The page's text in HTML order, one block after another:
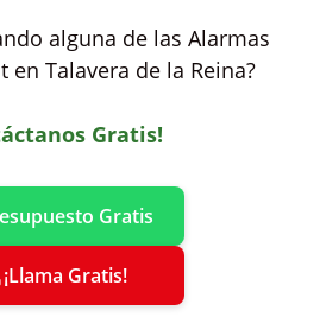
alguna de las Alarmas
en Talavera de la Reina?
Gratis!
Gratis
¡Llama Gratis!